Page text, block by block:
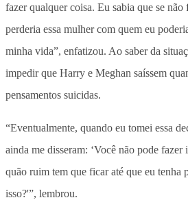
fazer qualquer coisa. Eu sabia que se não
perderia essa mulher com quem eu
minha vida”, enfatizou. Ao saber da
impedir que Harry e Meghan saíssem
pensamentos suicidas.
“Eventualmente, quando eu tomei essa
ainda me disseram: ‘Você não pode fazer
quão ruim tem que ficar até que eu tenha
isso?'”, lembrou.